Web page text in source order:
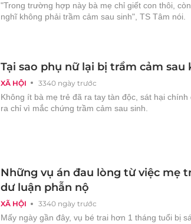
"Trong trường hợp này bà mẹ chỉ giết con thôi,
nghĩ không phải trầm cảm sau sinh", TS Tâm nói.
XÃ HỘI 3340 ngày trước
Tại sao phụ nữ lại bị trầm cảm sau
Không ít bà mẹ trẻ đã ra tay tàn độc, sát hại
ra chỉ vì mắc chứng trầm cảm sau sinh.
XÃ HỘI 3340 ngày trước
Những vụ án đau lòng từ việc mẹ
dư luận phẫn nộ
Mấy ngày gần đây, vụ bé trai hơn 1 tháng tuổi bị